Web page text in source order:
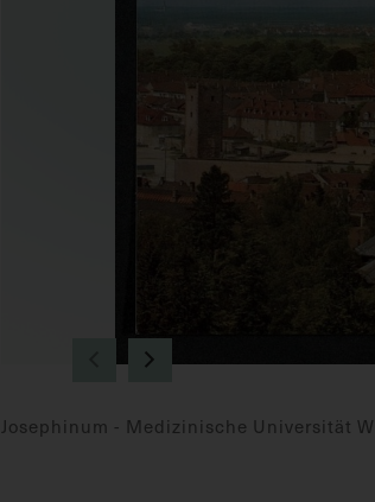
Josephinum - Medizinische Universität